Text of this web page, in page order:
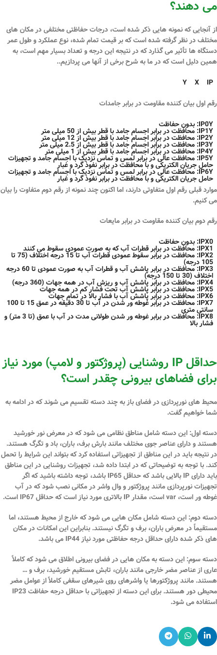
می دهند؟
از آنجایی که نمونه هایی ذکر شده است، درجات حفاظتی مختلفی در مکان های
مختلف در نظر گرفته شده است که بر قیمت تمام شده، نوع عملکرد و طول عمر
دستگاه ها تأثیر می گذارد که در نتیجه این درجه و تعداد بسیار مهم است، به
همین دلیل است که در ما به شرح برخی از آنها می پردازیم..
IP
X
Y
رقم اول بیان کننده مقاومت در برابر جامدات
IP0Y: بدون حفاظت
IP1Y: محافظت در برابر اجسام جامد با قطر بیش از 50 میلی متر
IP2Y: محافظت در برابر اجسام جامد با قطر بیش از 12 میلی متر
IP3Y: محافظت در برابر اجسام جامد با قطر بیش از 2.5 میلی متر
IP4Y: محافظت در برابر اجسام جامد با قطر بیش از 1 میلی متر
IP5Y: محافظت عالی در برابر لمس و تماس نزدیک با اجسام جامد و تجهیزات
حامل جریان الکتریکی و با محافظت در برابر نفوذ گرد و غبار
IP6Y: محافظت عالی در برابر لمس و تماس نزدیک با اجسام جامد و تجهیزات
حامل جریان الکتریکی و با محافظت در برابر نفوذ گرد و غبار
موارد قبلی رقم اول متفاوتی دارند، اما اکنون چند نمونه از رقم دوم متفاوت را بیان
می کنیم.
رقم دوم بیان کننده مقاومت در برابر مایعات
IPX0: بدون حفاظت
IPX1: محافظت در برابر قطرات آب که به صورت عمودی سقوط می کنند
IPX2: محافظت در برابر سقوط عمودی قطرات آب تا 15 درجه اختلاف (75 تا
105 درجه)
IPX3: محافظت در برابر پاشش آب و قطرات آب به صورت عمودی تا 60 درجه
اختلاف (30 تا 150 درجه)
IPX4: محافظت در برابر پاشش آب و ریزش آب در همه جهات (360 درجه)
IPX5: محافظت در برابر پاشش آب تحت فشار کم در همه جهات
IPX6: محافظت در برابر پاشش آب با فشار بالا در تمام جهات
IPX7: محافظت در برابر غوطه ور شدن در آب تا 30 دقیقه در عمق 15 تا 100
سانتی متری
IPX8: محافظت در برابر غوطه ور شدن طولانی مدت در آب با عمق (تا 3 متر) و
فشار بالا
حداقل IP روشنایی (پروژکتور و لامپ) مورد نیاز
برای فضاهای بیرونی چقدر است؟
محیط های نورپردازی در فضای باز به چند دسته تقسیم می شوند که در ادامه به
شما خواهیم گفت.
دسته اول: این دسته شامل مناطق نظامی می شود که در معرض نور خورشید
هستند و دارای عناصر جوی مختلف مانند بارش برف، باران، باد و تگرگ هستند.
در نتیجه باید در این مناطق از تجهیزاتی استفاده کرد که بتواند این شرایط را تحمل
کند. با توجه به توضیحاتی که در ابتدا داده شد، تجهیزات روشنایی در این مناطق
باید دارای IP بالایی باشد که حداقل IP65 باشد، توجه داشته باشید که اگر
تجهیزات نورپردازی مانند پروژکتور و وال واشر در مکانی نصب شود که در آب
غوطه ور است، var است، مقدار IP بالاتری مورد نیاز است که حداقل IP67 است.
دسته دوم: این دسته شامل مکان هایی می شود که خارج از محیط هستند، اما
مستقیماً در معرض باران، برف و تگرگ نیستند. بنابراین این امکانات در مکان
های ذکر شده دارای حداقل درجه حفاظتی مورد نیاز IP44 می باشد.
دسته سوم: این دسته به مکان هایی در فضای بیرونی اطلاق می شود که کاملاً
عاری از عناصر مضر خارجی مانند باران، تابش مستقیم خورشید، برف و …
هستند. مانند پروژکتورها یا واشرهای روی شیرهای سقفی کاملاً از عوامل مضر
محیطی دور هستند. برای این دسته از تجهیزاتی با حداقل درجه حفاظت IP23
استفاده می شود.